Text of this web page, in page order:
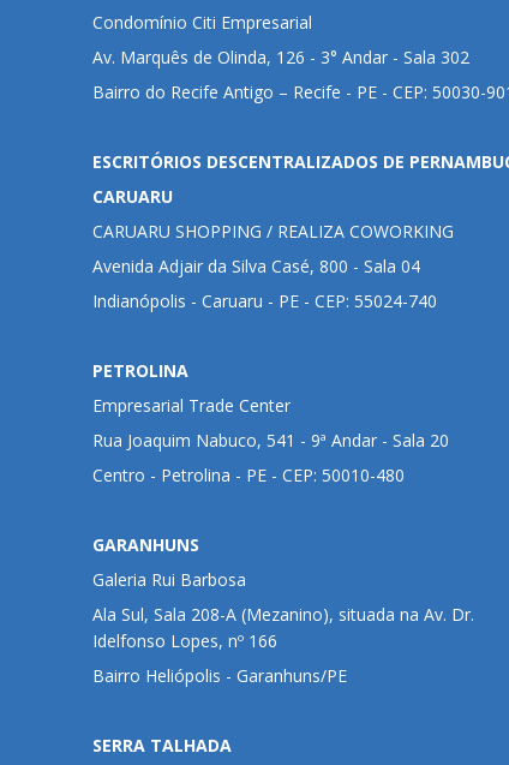
Condomínio Citi Empresarial
Av. Marquês de Olinda, 126 - 3° Andar - Sala 302
Bairro do Recife Antigo – Recife - PE - CEP: 50030-
ESCRITÓRIOS DESCENTRALIZADOS DE
CARUARU
CARUARU SHOPPING / REALIZA COWORKING
Avenida Adjair da Silva Casé, 800 - Sala 04
Indianópolis - Caruaru - PE - CEP: 55024-740
PETROLINA
Empresarial Trade Center
Rua Joaquim Nabuco, 541 - 9ª Andar - Sala 20
Centro - Petrolina - PE - CEP: 50010-480
GARANHUNS
Galeria Rui Barbosa
Ala Sul, Sala 208-A (Mezanino), situada na Av. Dr.
Idelfonso Lopes, nº 166
Bairro Heliópolis - Garanhuns/PE
SERRA TALHADA